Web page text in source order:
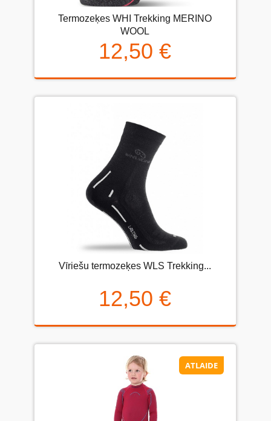
Termozeķes WHI Trekking MERINO
WOOL
12,50 €
Vīriešu termozeķes WLS Trekking...
12,50 €
ATLAIDE